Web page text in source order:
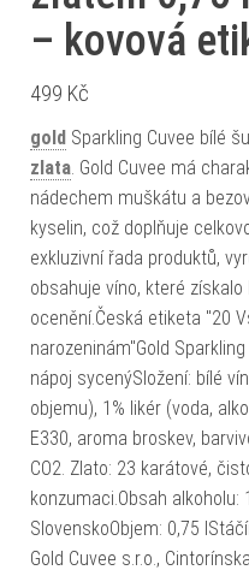
– kovová
499 Kč
gold Sparkling Cuvee bílé
zlata. Gold Cuvee má
nádechem muškátu a
kyselin, což doplňuje
exkluzivní řada produktů,
obsahuje víno, které
ocenění.Česká etiketa "20
narozeninám"Gold
nápoj sycenýSložení: bílé
objemu), 1% likér (voda,
E330, aroma broskev,
CO2. Zlato: 23 karátové,
konzumaci.Obsah alkoholu:
SlovenskoObjem: 0,75
Gold Cuvee s.r.o.,